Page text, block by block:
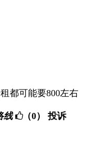
都可能要800左右
线 （0） 投诉